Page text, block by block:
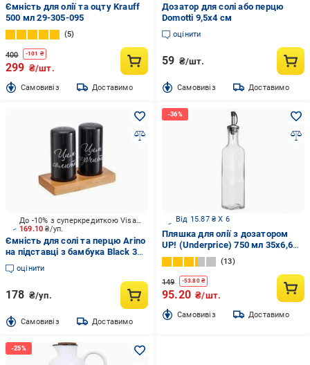
Ємність для олії та оцту Krauff
500 мл 29-305-095
5
400 -101 ₴
299 ₴/шт.
Cамовивіз Доставимо
Дозатор для солі або перцю
Domotti 9,5х4 см
оцінити
59 ₴/шт.
Cамовивіз Доставимо
169.10₴/уп.
До -10% з суперкредиткою Visa Вигода
Ємність для солі та перцю Arino
на підставці з бамбука Black 3
пр. 65613
оцінити
178 ₴/уп.
Cамовивіз Доставимо
Від 15.87 ₴ X 6
Пляшка для олії з дозатором
UP! (Underprice) 750 мл 35х6,6
см
13
149 -53.80₴
95.20 ₴/шт.
Cамовивіз Доставимо